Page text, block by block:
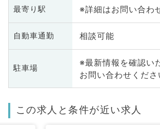
最寄り駅 ※詳細はお問い合わ
自動車通勤 相談可能
駐車場
※最新情報を確認い
お問い合わせくださ
この求人と条件が近い求人